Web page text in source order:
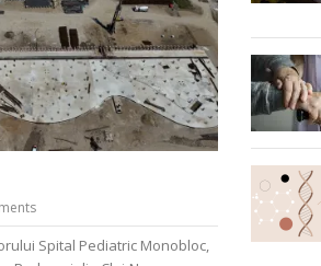
Spital Pediatric Monobloc,